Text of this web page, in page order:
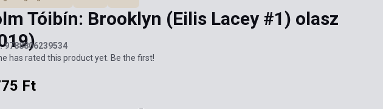
Tóibín: Brooklyn (Eilis Lacey #1) olasz
9788806239534
has rated this product yet. Be the first!
Ft